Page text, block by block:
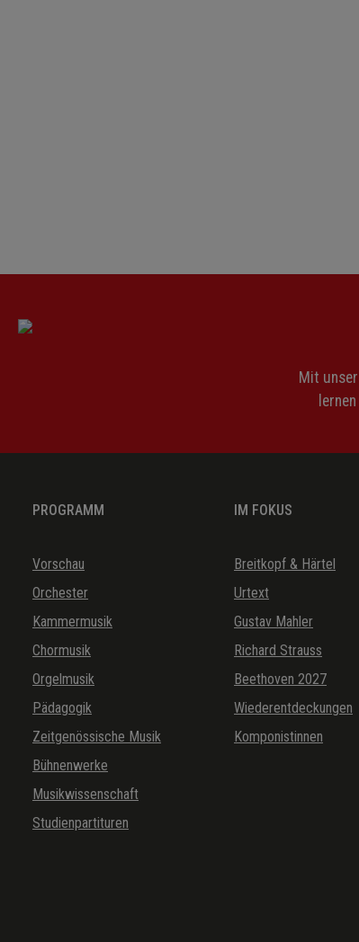
Mit
PROGRAMM
Vorschau
Orchester
Kammermusik
Chormusik
Orgelmusik
Pädagogik
Zeitgenössische Musik
Bühnenwerke
Musikwissenschaft
Studienpartituren
IM FOKUS
Breitkopf & Härtel
Urtext
Gustav Mahler
Richard Strauss
Beethoven 2027
Wiederentdeckungen
Komponistinnen